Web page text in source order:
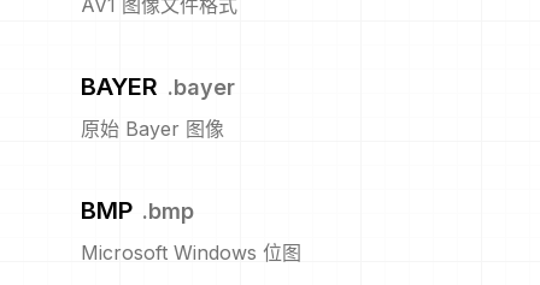
AV1 图像文件格式
BAYER .bayer
原始 Bayer 图像
BMP .bmp
Microsoft Windows 位图